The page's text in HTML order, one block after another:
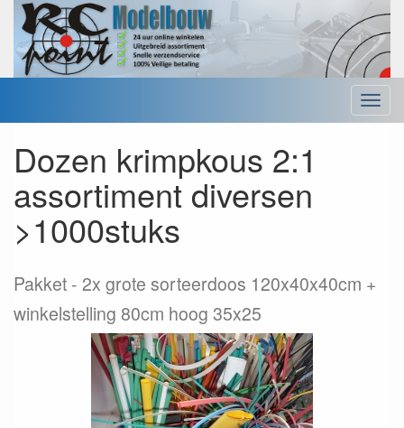
Menu
Dozen krimpkous 2:1
assortiment diversen
>1000stuks
Pakket
2x grote sorteerdoos 120x40x40cm +
winkelstelling 80cm hoog 35x25